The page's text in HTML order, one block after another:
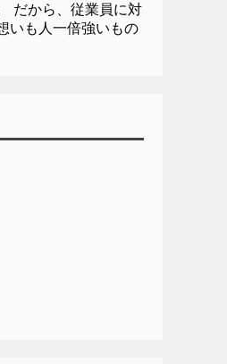
だから、従業員に対
いも人一倍強いもの